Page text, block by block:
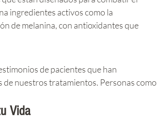
ingredientes activos como la
de melanina, con antioxidantes que
de pacientes que han
de nuestros tratamientos. Personas como
Vida